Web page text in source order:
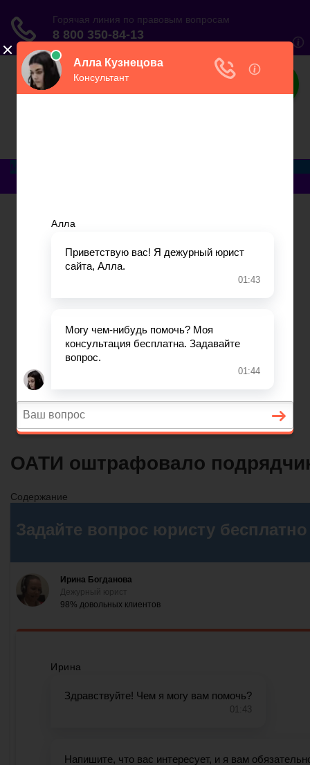
ЮристВзаконе
Договорные отношения
Увольнение
Вопросы и ответы
Главная
Договорные отношения
Увольнение
Заработная плата
Вопросы и ответы
ОАТИ оштрафовало
Содержание